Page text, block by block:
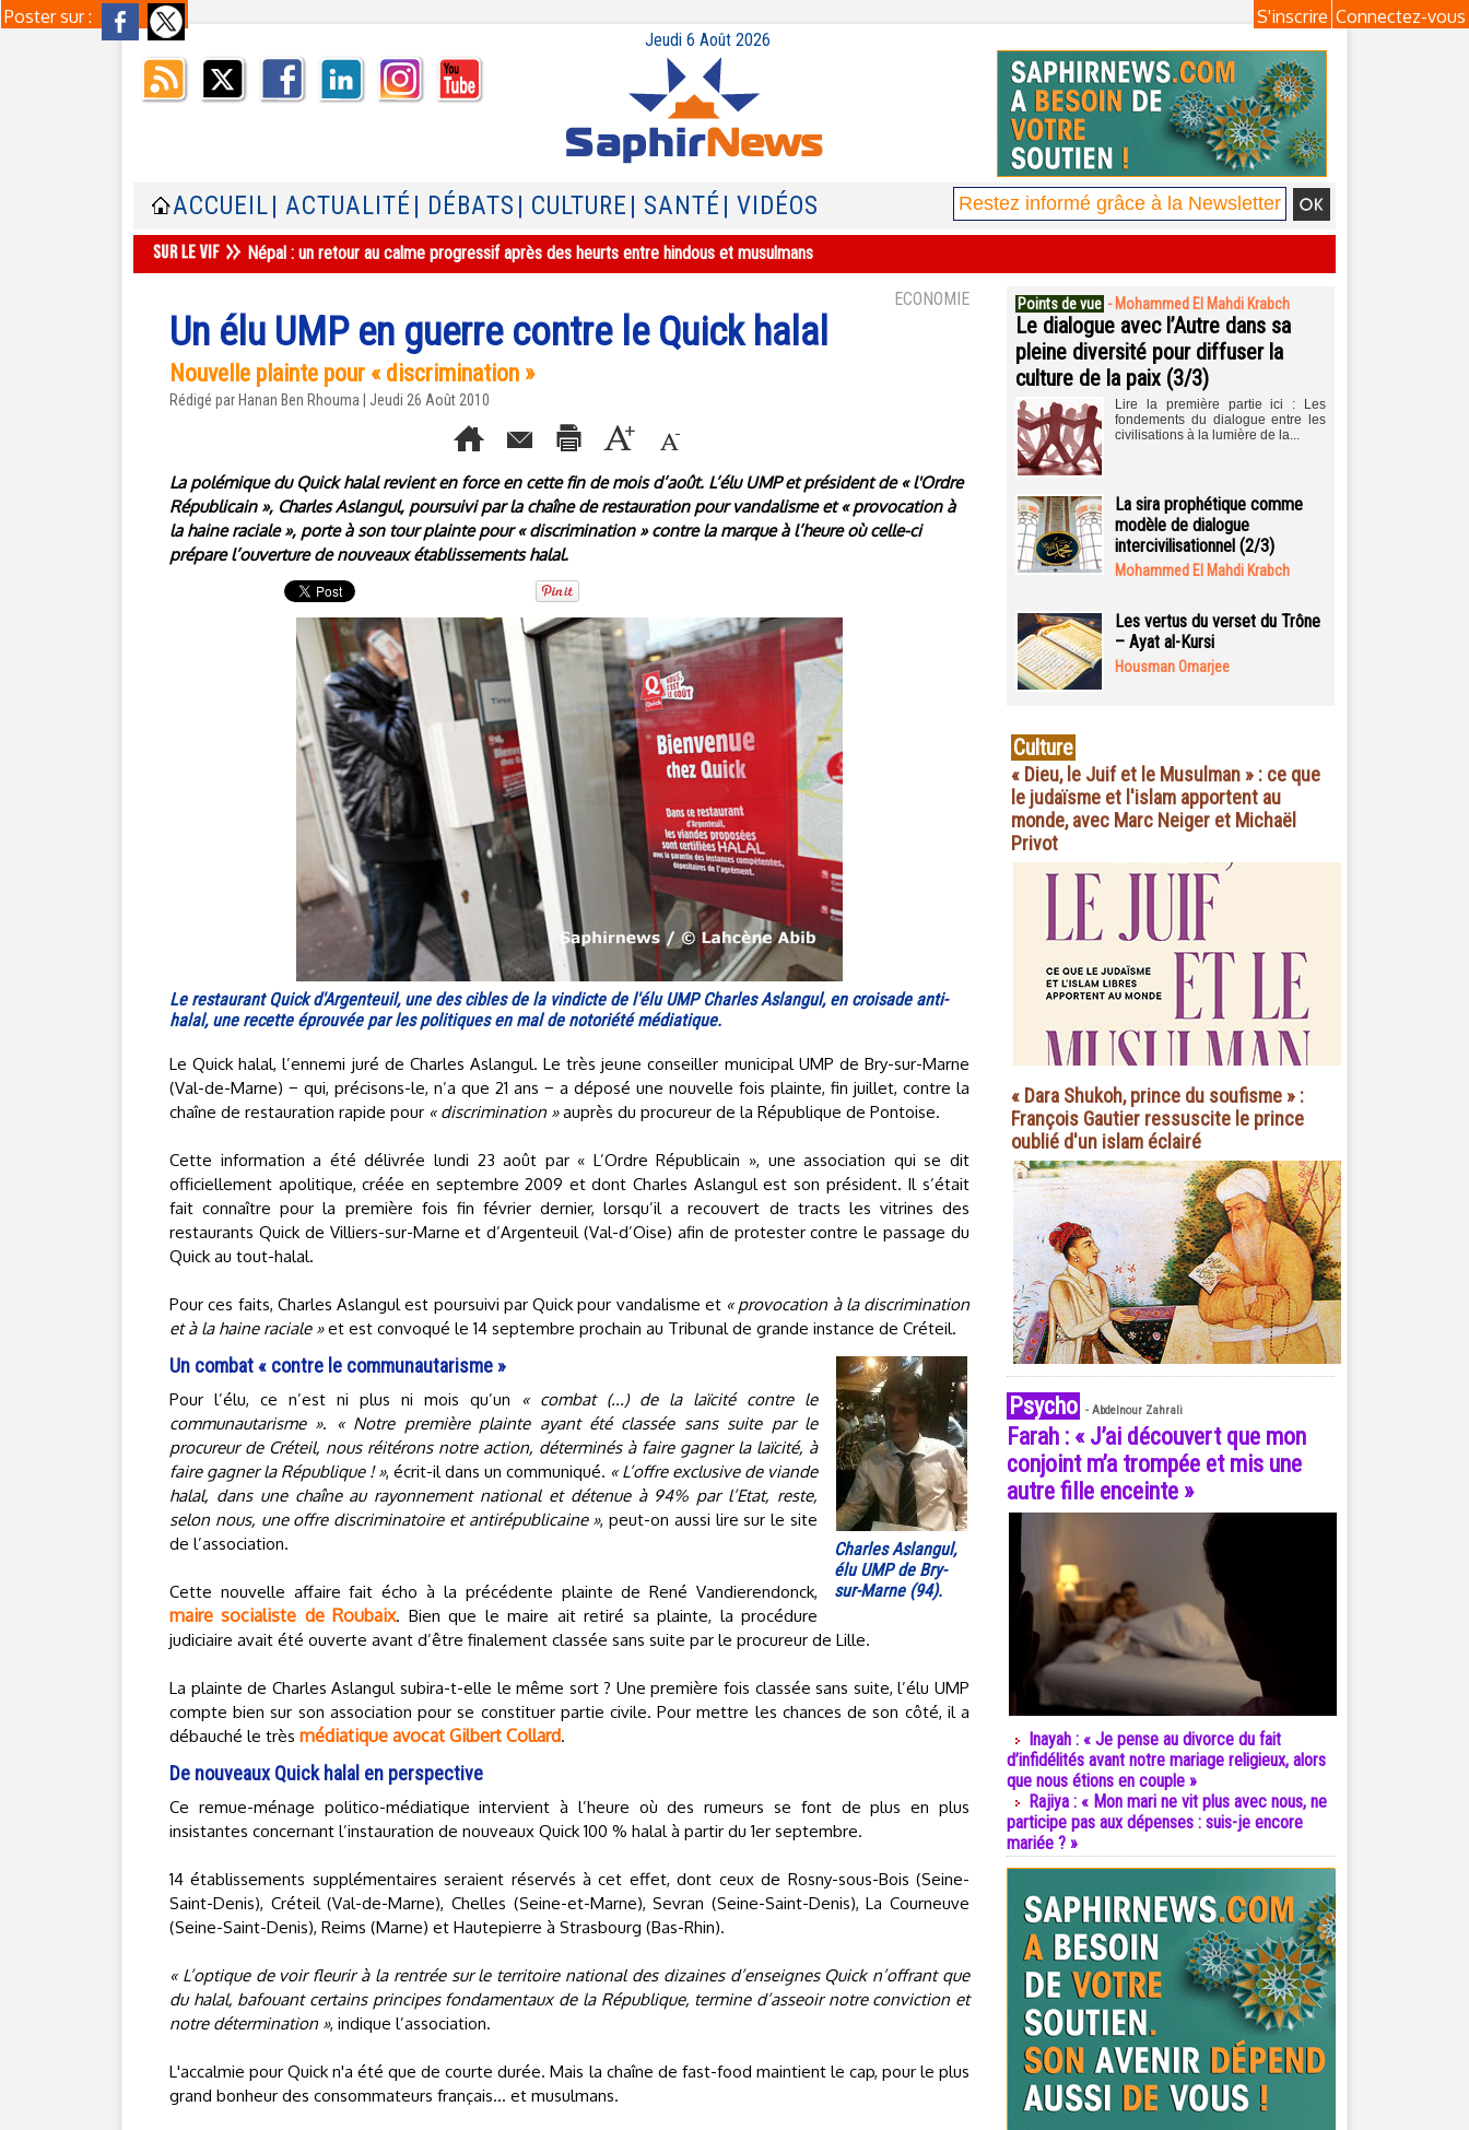
Poster sur : Connectez-vous
S'inscrire
Jeudi 6 Août 2026
ACCUEIL | ACTUALITÉ | DÉBATS | CULTURE | SANTÉ | VIDÉOS
Népal : un retour au calme progressif après des heurts entre hindous et musulmans
ECONOMIE
Un élu UMP en guerre contre le Quick halal
Nouvelle plainte pour « discrimination »
Rédigé par Hanan Ben Rhouma | Jeudi 26 Août 2010
La polémique du Quick halal revient en force en cette fin de mois d’août. L’élu UMP et président de « l'Ordre
Républicain », Charles Aslangul, poursuivi par la chaîne de restauration pour vandalisme et « provocation à
la haine raciale », porte à son tour plainte pour « discrimination » contre la marque à l’heure où celle-ci
prépare l’ouverture de nouveaux établissements halal.
Le restaurant Quick d'Argenteuil, une des cibles de la vindicte de l'élu UMP Charles Aslangul, en croisade anti-
halal, une recette éprouvée par les politiques en mal de notoriété médiatique.
Le Quick halal, l’ennemi juré de Charles Aslangul. Le très jeune conseiller municipal UMP de Bry-sur-Marne
(Val-de-Marne) − qui, précisons-le, n’a que 21 ans − a déposé une nouvelle fois plainte, fin juillet, contre la
chaîne de restauration rapide pour « discrimination »auprès du procureur de la République de Pontoise.
Cette information a été délivrée lundi 23 août par « L’Ordre Républicain », une association qui se dit
officiellement apolitique, créée en septembre 2009 et dont Charles Aslangul est son président. Il s’était
fait connaître pour la première fois fin février dernier, lorsqu’il a recouvert de tracts les vitrines des
restaurants Quick de Villiers-sur-Marne et d’Argenteuil (Val-d’Oise) afin de protester contre le passage du
Quick au tout-halal.
Pour ces faits, Charles Aslangul est poursuivi par Quick pour vandalisme et « provocation à la discrimination
et à la haine raciale »et est convoqué le 14 septembre prochain au Tribunal de grande instance de Créteil.
Charles Aslangul,
élu UMP de Bry-
sur-Marne (94).
Un combat « contre le communautarisme »
Pour l’élu, ce n’est ni plus ni mois qu’un
« combat (...) de la laïcité contre le
communautarisme ».
« Notre première plainte ayant été classée sans suite par le
procureur de Créteil, nous réitérons notre action, déterminés à faire gagner la laïcité, à
faire gagner la République ! », écrit-il dans un communiqué. « L’offre exclusive de viande
halal, dans une chaîne au rayonnement national et détenue à 94% par l’Etat, reste,
selon nous, une offre discriminatoire et antirépublicaine », peut-on aussi lire sur le site
de l’association.
Cette nouvelle affaire fait écho à la précédente plainte de René Vandierendonck,
maire socialiste de Roubaix. Bien que le maire ait retiré sa plainte, la procédure
judiciaire avait été ouverte avant d’être finalement classée sans suite par le procureur de Lille.
La plainte de Charles Aslangul subira-t-elle le même sort ? Une première fois classée sans suite, l’élu UMP
compte bien sur son association pour se constituer partie civile. Pour mettre les chances de son côté, il a
débauché le très médiatique avocat Gilbert Collard.
De nouveaux Quick halal en perspective
Ce remue-ménage politico-médiatique intervient à l’heure où des rumeurs se font de plus en plus
insistantes concernant l’instauration de nouveaux Quick 100 % halal à partir du 1er septembre.
14 établissements supplémentaires seraient réservés à cet effet, dont ceux de Rosny-sous-Bois (Seine-
Saint-Denis), Créteil (Val-de-Marne), Chelles (Seine-et-Marne), Sevran (Seine-Saint-Denis), La Courneuve
(Seine-Saint-Denis), Reims (Marne) et Hautepierre à Strasbourg (Bas-Rhin).
« L’optique de voir fleurir à la rentrée sur le territoire national des dizaines d’enseignes Quick n’offrant que
du halal, bafouant certains principes fondamentaux de la République, termine d’asseoir notre conviction et
notre détermination », indique l’association.
L'accalmie pour Quick n'a été que de courte durée. Mais la chaîne de fast-food maintient le cap, pour le plus
grand bonheur des consommateurs français... et musulmans.
Points de vue - Mohammed El Mahdi Krabch
Le dialogue avec l’Autre dans sa
pleine diversité pour diffuser la
culture de la paix (3/3)
Lire la première partie ici : Les
fondements du dialogue entre les
civilisations à la lumière de la...
La sira prophétique comme
modèle de dialogue
intercivilisationnel (2/3)
Mohammed El Mahdi Krabch
Les vertus du verset du Trône
– Ayat al-Kursi
Housman Omarjee
Culture
« Dieu, le Juif et le Musulman » : ce que
le judaïsme et l'islam apportent au
monde, avec Marc Neiger et Michaël
Privot
« Dara Shukoh, prince du soufisme » :
François Gautier ressuscite le prince
oublié d'un islam éclairé
Psycho - Abdelnour Zahrali
Farah : « J’ai découvert que mon
conjoint m’a trompée et mis une
autre fille enceinte »
Inayah : « Je pense au divorce du fait
d’infidélités avant notre mariage religieux, alors
que nous étions en couple »
Rajiya : « Mon mari ne vit plus avec nous, ne
participe pas aux dépenses : suis-je encore
mariée ? »